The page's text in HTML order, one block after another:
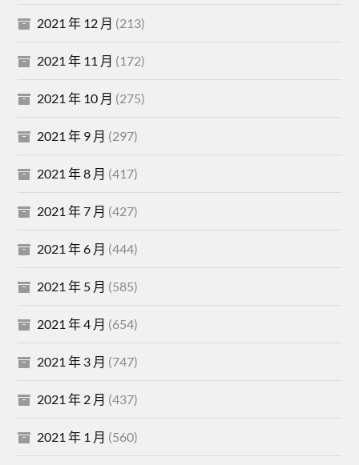
2021 年 12 月 (213)
2021 年 11 月 (172)
2021 年 10 月 (275)
2021 年 9 月 (297)
2021 年 8 月 (417)
2021 年 7 月 (427)
2021 年 6 月 (444)
2021 年 5 月 (585)
2021 年 4 月 (654)
2021 年 3 月 (747)
2021 年 2 月 (437)
2021 年 1 月 (560)